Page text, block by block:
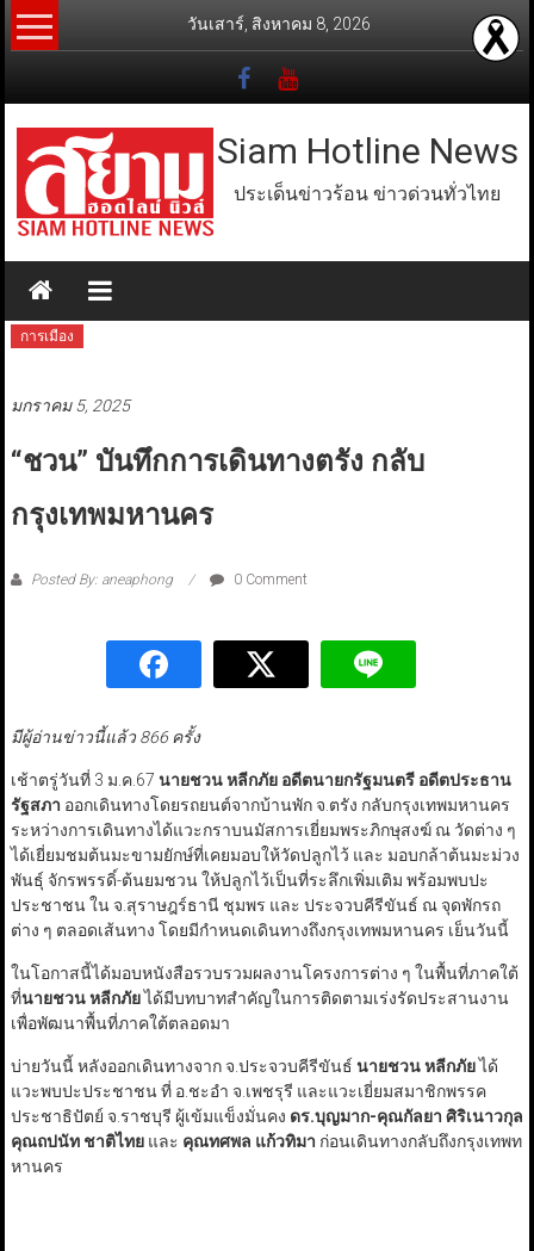
Skip
to
วันเสาร์, สิงหาคม 8, 2026
Siam Hotline News
ประเด็นข่าวร้อน ข่าวด่วนทั่วไทย
การเมือง
มกราคม 5, 2025
“ชวน” บันทึกการเดินทางตรัง กลับ
กรุงเทพมหานคร
Posted By: aneaphong 0 Comment
มีผู้อ่านข่าวนี้แล้ว 866 ครั้ง
เช้าตรู่วันที่ 3 ม.ค.67 นายชวน หลีกภัย อดีตนายกรัฐมนตรี อดีตประธาน
รัฐสภา ออกเดินทางโดยรถยนต์จากบ้านพัก จ.ตรัง กลับกรุงเทพมหานคร
ระหว่างการเดินทางได้แวะกราบนมัสการเยี่ยมพระภิกษุสงฆ์ ณ วัดต่าง ๆ
ได้เยี่ยมชมต้นมะขามยักษ์ที่เคยมอบให้วัดปลูกไว้ และ มอบกล้าต้นมะม่วง
พันธุ์ จักรพรรดิ์-ต้นยมชวน ให้ปลูกไว้เป็นที่ระลึกเพิ่มเติม พร้อมพบปะ
ประชาชน ใน จ.สุราษฎร์ธานี ชุมพร และ ประจวบคีรีขันธ์ ณ จุดพักรถ
ต่าง ๆ ตลอดเส้นทาง โดยมีกำหนดเดินทางถึงกรุงเทพมหานคร เย็นวันนี้
ในโอกาสนี้ได้มอบหนังสือรวบรวมผลงานโครงการต่าง ๆ ในพื้นที่ภาคใต้
ที่นายชวน หลีกภัยได้มีบทบาทสำคัญในการติดตามเร่งรัดประสานงาน
เพื่อพัฒนาพื้นที่ภาคใต้ตลอดมา
บ่ายวันนี้ หลังออกเดินทางจาก จ.ประจวบคีรีขันธ์ นายชวน หลีกภัยได้
แวะพบปะประชาชน ที่ อ.ชะอำ จ.เพชรุรี และแวะเยี่ยมสมาชิกพรรค
ประชาธิปัตย์ จ.ราชบุรี ผู้เข้มแข็งมั่นคง ดร.บุญมาก-คุณกัลยา ศิริเนาวกุล
คุณถปนัท ชาติไทยและ คุณทศพล แก้วทิมา ก่อนเดินทางกลับถึงกรุงเทพท
หานคร